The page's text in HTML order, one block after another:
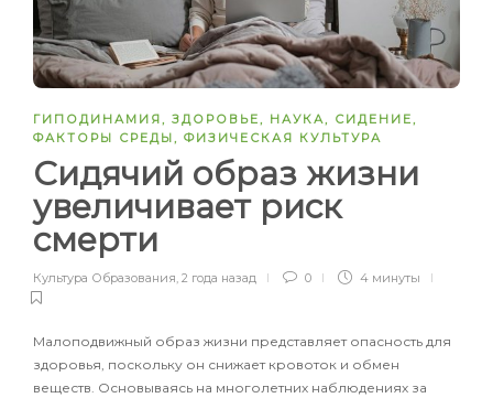
ГИПОДИНАМИЯ, ЗДОРОВЬЕ, НАУКА, СИДЕНИЕ,
ФАКТОРЫ СРЕДЫ, ФИЗИЧЕСКАЯ КУЛЬТУРА
Сидячий образ жизни
увеличивает риск
смерти
Культура Образования, 2 года назад 0 4 минуты
Малоподвижный образ жизни представляет опасность для
здоровья, поскольку он снижает кровоток и обмен
веществ. Основываясь на многолетних наблюдениях за